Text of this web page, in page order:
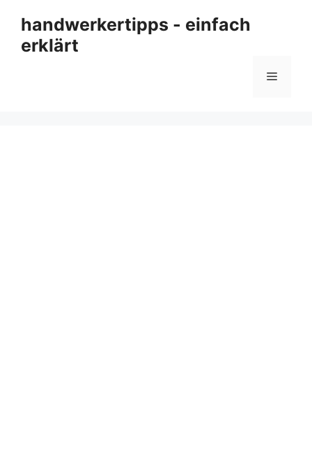
Inhalt
springen
handwerkertipps - einfach
erklärt
Menü